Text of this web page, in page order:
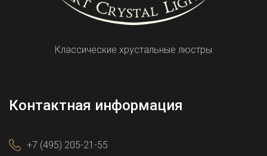
Классические хрустальные люстры
Контактная информация
+7 (495) 205-21-55